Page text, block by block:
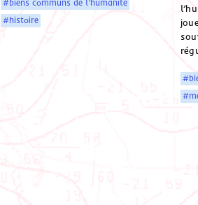
#biens communs de l'humanité
#histoire